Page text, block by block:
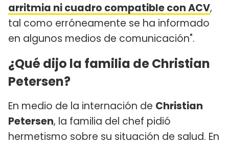
arritmia ni cuadro compatible con ACV,
tal como erróneamente se ha informado
en algunos medios de comunicación".
¿Qué dijo la familia de Christian
Petersen?
En medio de la internación de Christian
Petersen, la familia del chef pidió
hermetismo sobre su situación de salud. En